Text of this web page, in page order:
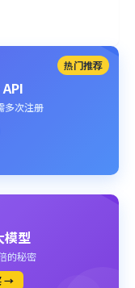
热门推荐
多次注册
模型
的秘密
→